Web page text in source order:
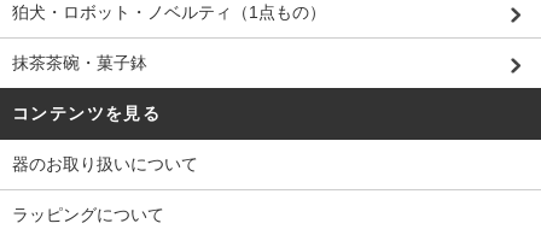
狛犬・ロボット・ノベルティ（1点もの）
抹茶茶碗・菓子鉢
コンテンツを見る
器のお取り扱いについて
ラッピングについて